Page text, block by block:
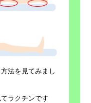
法を見てみまし
ラクチンです